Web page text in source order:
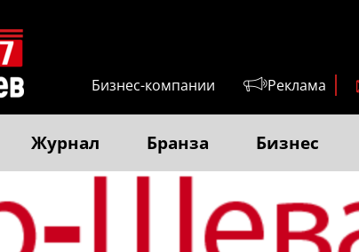
Бизнес-компании Реклама
Журнал Бранза Бизнес